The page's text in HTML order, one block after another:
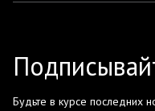
Будьте в курсе последних